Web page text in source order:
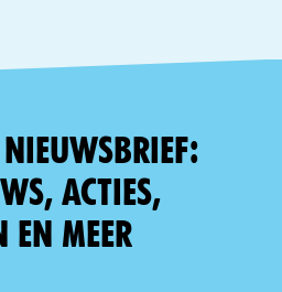
acties,
en meer